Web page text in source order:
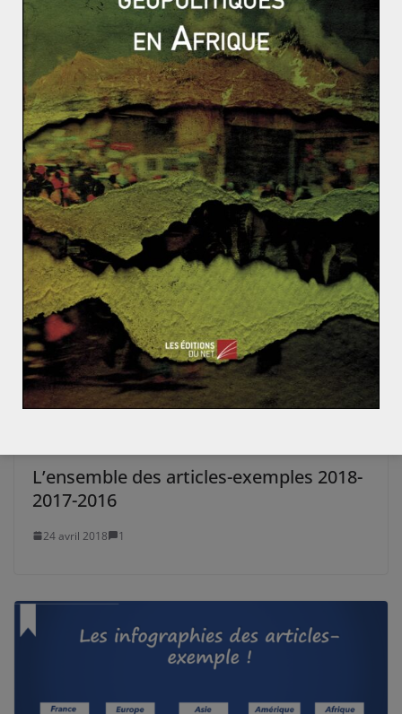
Nouvelle base chinoise au Djibouti : état
des lieux et perspectives de la stratégie
chinoise du collier de perles
23 avril 2016
L’ensemble des articles-exemples 2018-
2017-2016
24 avril 2018 1